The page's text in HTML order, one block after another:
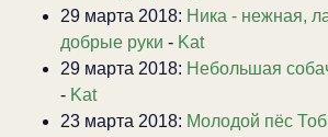
29 марта 2018: Ника - нежная,
добрые руки - Kat
29 марта 2018: Небольшая
- Kat
23 марта 2018: Молодой пёс